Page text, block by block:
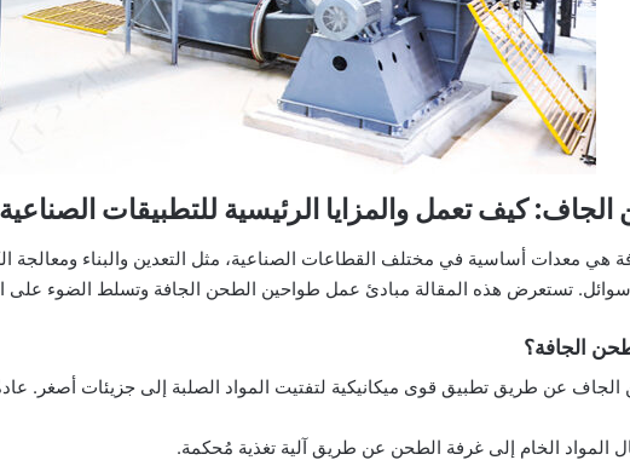
كيف تعمل والمزايا الرئيسية للتطبيقات الصناعية
هي معدات أساسية في مختلف القطاعات الصناعية، مثل التعدين والبناء ومعالجة
تستعرض هذه المقالة مبادئ عمل طواحين الطحن الجافة وتسلط الضوء على
الجافة؟
عن طريق تطبيق قوى ميكانيكية لتفتيت المواد الصلبة إلى جزيئات أصغر.
المواد الخام إلى غرفة الطحن عن طريق آلية تغذية مُحكمة.